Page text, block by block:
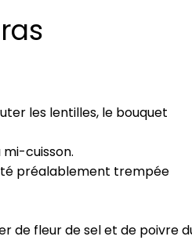
les lentilles, le bouquet
cuisson.
préalablement trempée
de fleur de sel et de poivre